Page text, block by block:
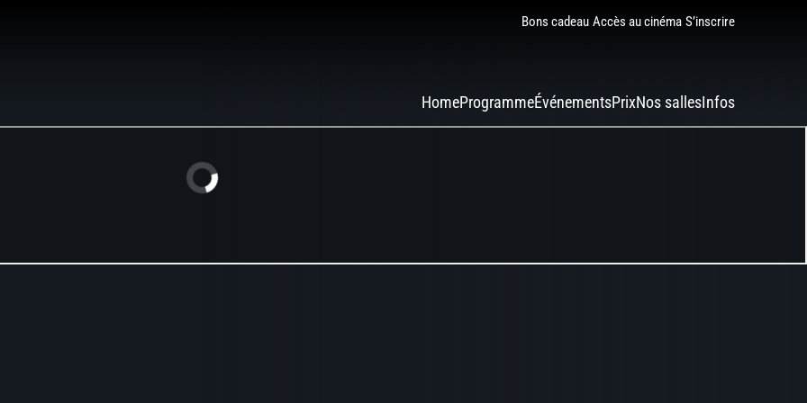
Bons cadeau Accès au cinéma S’inscrire
HomeProgrammeÉvénementsPrixNos sallesInfos